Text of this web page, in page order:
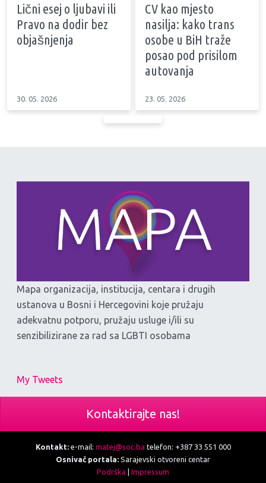
Lični esej o ljubavi ili
Pravo na dodir bez
objašnjenja
30. 05. 2026
CV kao mjesto
nasilja: kako trans
osobe u BiH traže
posao pod prisilom
autovanja
23. 05. 2026
Mapa organizacija, institucija, centara i drugih
ustanova u Bosni i Hercegovini koje pružaju
adekvatnu potporu, pružaju usluge i/ili su
senzibilizirane za rad sa LGBTI osobama
My Tweets
Kontaktirajte nas!
Kontakt:e-mail: matej@soc.ba telefon: +387 33 551 000
Osnivač portala: Sarajevski otvoreni centar
Podrška
Impressum